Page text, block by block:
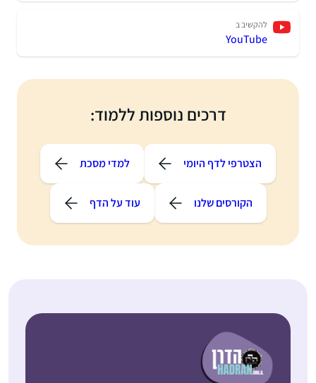
להקשיב ב
YouTube
דרכים נוספות ללמוד:
הצטרפי לדף היומי למדי מסכת
הקורסים שלנו עוד על הדף